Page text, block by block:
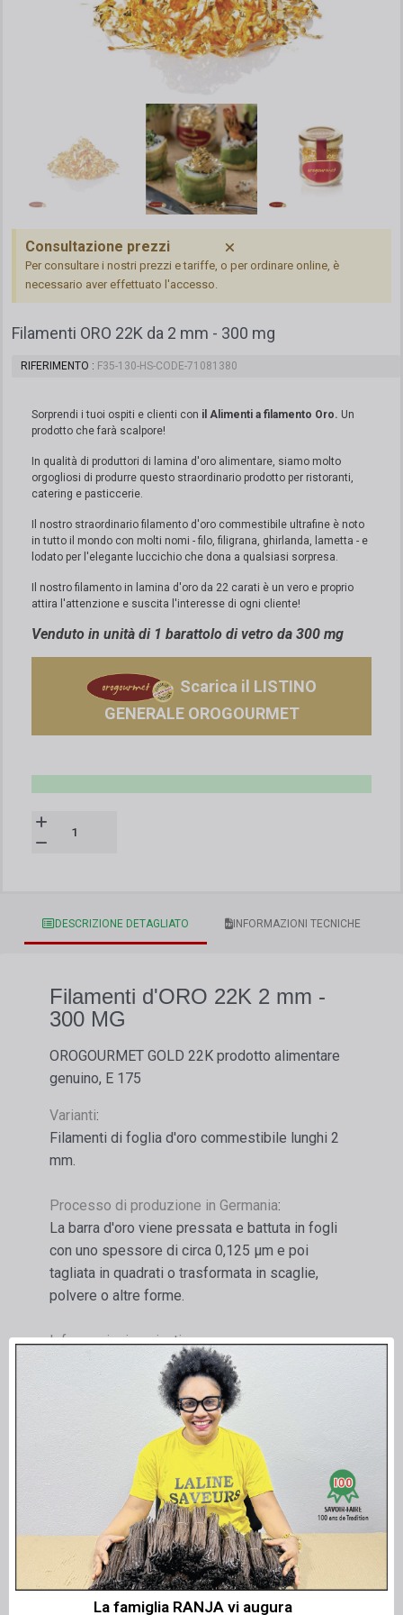
Consultazione prezzi
Per consultare i nostri prezzi e tariffe, o per ordinare online, è
necessario aver effettuato l'accesso.
Filamenti ORO 22K da 2 mm - 300 mg
RIFERIMENTO F35-130-HS-CODE-71081380
Sorprendi i tuoi ospiti e clienti con il Alimenti a filamento Oro. Un
prodotto che farà scalpore!
In qualità di produttori di lamina d'oro alimentare, siamo molto
orgogliosi di produrre questo straordinario prodotto per ristoranti,
catering e pasticcerie.
Il nostro straordinario filamento d'oro commestibile ultrafine è noto
in tutto il mondo con molti nomi - filo, filigrana, ghirlanda, lametta - e
lodato per l'elegante luccichio che dona a qualsiasi sorpresa.
Il nostro filamento in lamina d'oro da 22 carati è un vero e proprio
attira l'attenzione e suscita l'interesse di ogni cliente!
Venduto in unità di 1 barattolo di vetro da 300 mg
Scarica il LISTINO
GENERALE OROGOURMET
DESCRIZIONE DETAGLIATO INFORMAZIONI TECNICHE
Filamenti d'ORO 22K 2 mm -
300 MG
OROGOURMET GOLD 22K prodotto alimentare
genuino, E 175
Varianti:
Filamenti di foglia d'oro commestibile lunghi 2
mm.
Processo di produzione in Germania:
La barra d'oro viene pressata e battuta in fogli
con uno spessore di circa 0,125 µm e poi
tagliata in quadrati o trasformata in scaglie,
polvere o altre forme.
Informazioni aggiuntive:
Il prodotto è riconosciuto come sicuro nell'UE e
registrato con il numero E 175.
Ogni prodotto ha un proprio numero di lotto
Il prodotto è conforme alle norme CEE, le più
esigenti al mondo.
È disponibile un certificato kosher.
Le schede tecniche e di sicurezza sono
allegate e possono essere scaricate
La famiglia RANJA vi augura